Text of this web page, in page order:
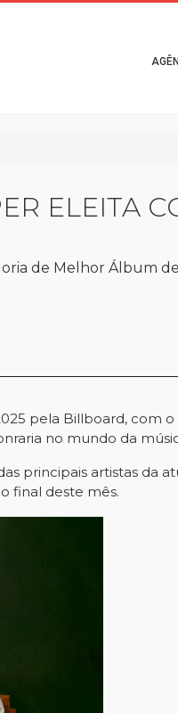
Main
ELEITA
de Melhor Álbum
pela Billboard, com
no mundo da
principais artistas da
final deste mês.